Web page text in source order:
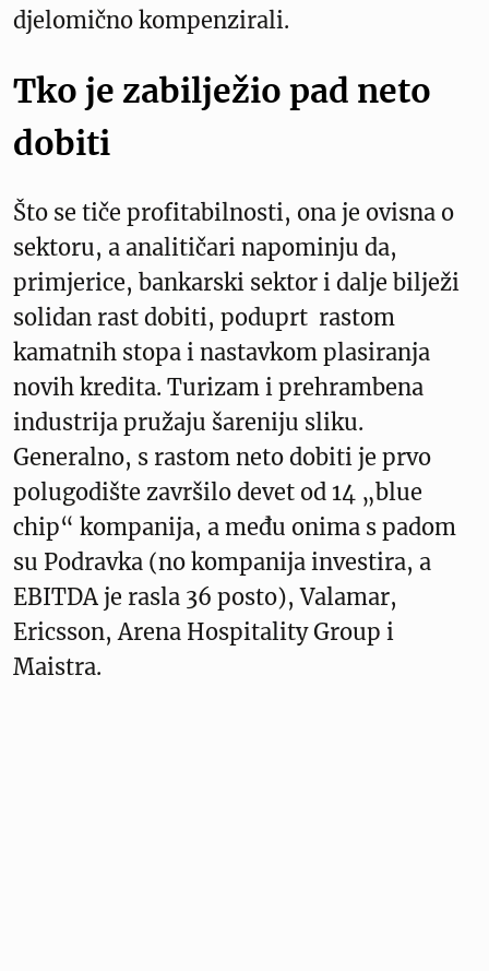
djelomično kompenzirali.
Tko je zabilježio pad neto
dobiti
Što se tiče profitabilnosti, ona je ovisna o
sektoru, a analitičari napominju da,
primjerice, bankarski sektor i dalje bilježi
solidan rast dobiti, poduprt rastom
kamatnih stopa i nastavkom plasiranja
novih kredita. Turizam i prehrambena
industrija pružaju šareniju sliku.
Generalno, s rastom neto dobiti je prvo
polugodište završilo devet od 14 „blue
chip“ kompanija, a među onima s padom
su Podravka (no kompanija investira, a
EBITDA je rasla 36 posto), Valamar,
Ericsson, Arena Hospitality Group i
Maistra.